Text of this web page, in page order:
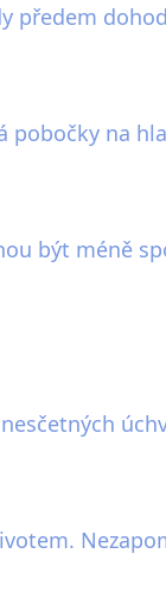
předem
na
být méně